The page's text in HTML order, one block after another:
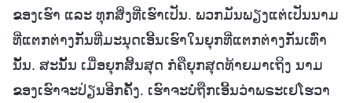
ຂອງເຮົາ ແລະ ທຸກສິ່ງທີ່ເຮົາເປັນ. ພວກມັນພຽງແຕ່ເປັນນາມ
ທີ່ແຕກຕ່າງກັນທີ່ມະນຸດເອີ້ນເຮົາໃນຍຸກທີ່ແຕກຕ່າງກັນເທົ່າ
ນັ້ນ. ສະນັ້ນ ເມື່ອຍຸກສິ້ນສຸດ ກໍຄືຍຸກສຸດທ້າຍມາເຖິງ ນາມ
ຂອງເຮົາຈະປ່ຽນອີກຄັ້ງ. ເຮົາຈະບໍ່ຖືກເອີ້ນວ່າພຣະເຢໂຮວາ